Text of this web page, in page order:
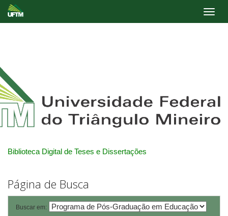
Biblioteca Digital de Teses e Dissertações
Página de Busca
Buscar em: